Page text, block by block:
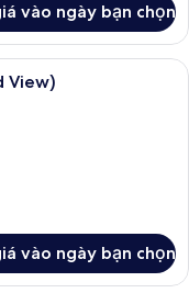
vào ngày bạn chọn
(Reder - Panoramic
View)
vào ngày bạn chọn